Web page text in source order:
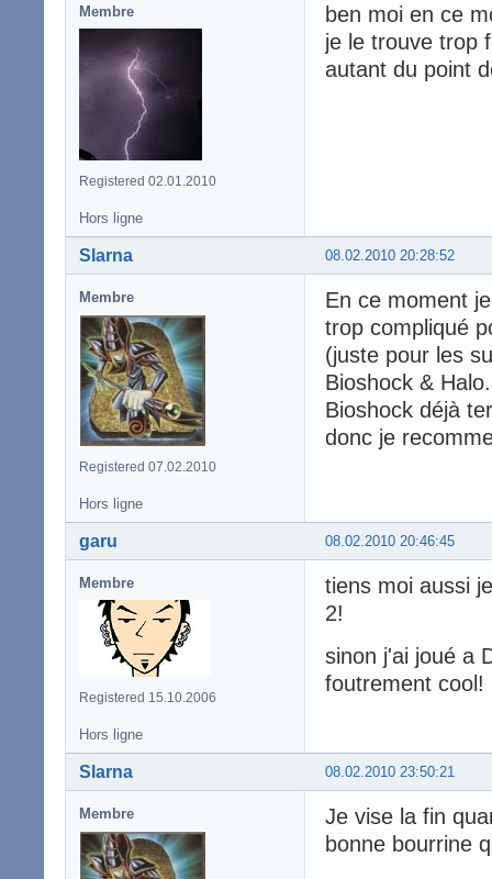
Membre
Registered 02.01.2010
ben moi en ce
je le trouve trop
autant du point
Hors ligne
08.02.2010 20:28:52
Slarna
Membre
Registered 07.02.2010
En ce moment
trop compliqué
(juste pour les
Bioshock & Halo.
Bioshock déjà
donc je
Hors ligne
08.02.2010 20:46:45
garu
Membre
Registered 15.10.2006
tiens moi aussi
2!
sinon j'ai joué a
foutrement cool!
Hors ligne
08.02.2010 23:50:21
Slarna
Membre
Je vise la fin
bonne bourrine